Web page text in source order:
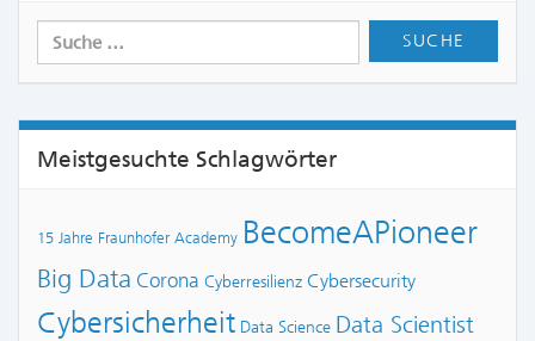
Meistgesuchte Schlagwörter
15 Jahre Fraunhofer Academy BecomeAPioneer
Big Data Corona Cyberresilienz Cybersecurity
Cybersicherheit Data Science Data Scientist